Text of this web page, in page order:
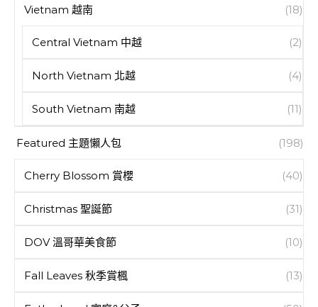
Vietnam 越南 (18)
Central Vietnam 中越 (2)
North Vietnam 北越 (4)
South Vietnam 南越 (11)
Featured 主題懶人包 (198)
Cherry Blossom 賞櫻 (40)
Christmas 聖誕節 (31)
DOV 溫哥華美食節 (10)
Fall Leaves 秋季賞楓 (13)